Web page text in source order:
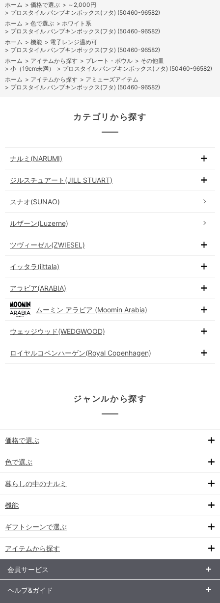
ホーム > 価格で選ぶ > ～2,000円
> プロスタイル パンプキンボックス(フタ) (50460-96582)
ホーム > 色で選ぶ > ホワイト系
> プロスタイル パンプキンボックス(フタ) (50460-96582)
ホーム > 機能 > 電子レンジ温め可
> プロスタイル パンプキンボックス(フタ) (50460-96582)
ホーム > アイテムから探す > プレート・ボウル > その他皿
> 小（19cm未満） > プロスタイル パンプキンボックス(フタ) (50460-96582)
ホーム > アイテムから探す > アミューズアイテム
> プロスタイル パンプキンボックス(フタ) (50460-96582)
カテゴリから探す
ナルミ(NARUMI)
ジルスチュアート(JILL STUART)
スナオ(SUNAO)
ルザーン(Luzerne)
ツヴィーゼル(ZWIESEL)
イッタラ(iittala)
アラビア(ARABIA)
ムーミン アラビア (Moomin Arabia)
ウェッジウッド(WEDGWOOD)
ロイヤルコペンハーゲン(Royal Copenhagen)
ジャンルから探す
価格で選ぶ
色で選ぶ
暮らしの中のナルミ
機能
ギフトシーンで選ぶ
アイテムから探す
会員サービス
ヘルプ&ガイド